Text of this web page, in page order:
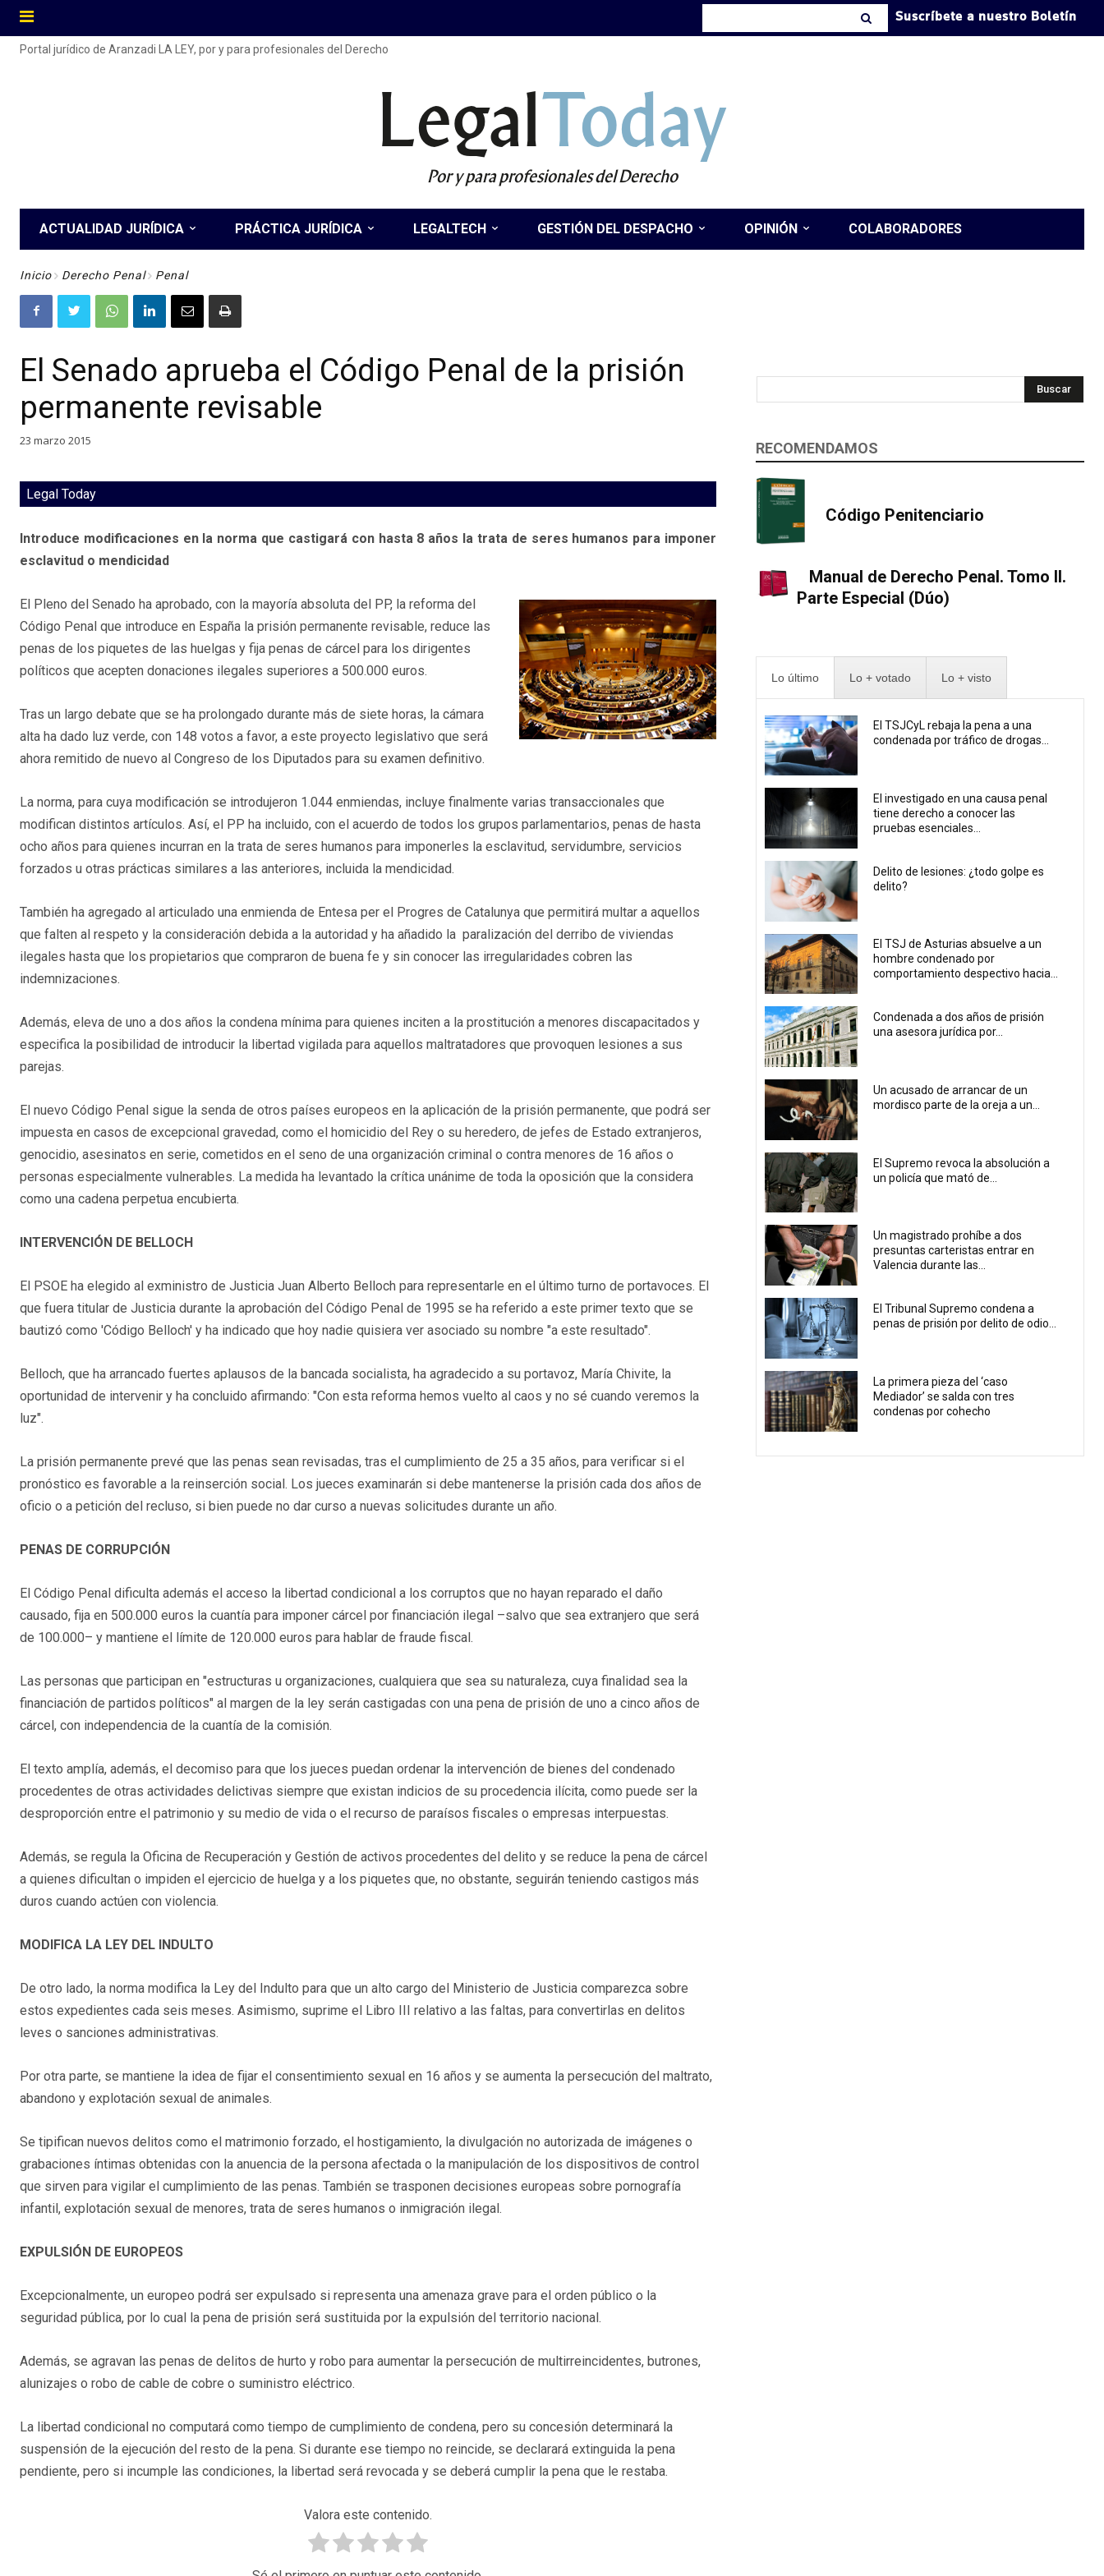
Suscríbete a nuestro Boletín
Portal jurídico de Aranzadi LA LEY, por y para profesionales del Derecho
LegalToday
Por y para profesionales del Derecho
ACTUALIDAD JURÍDICA PRÁCTICA JURÍDICA LEGALTECH GESTIÓN DEL DESPACHO OPINIÓN COLABORADORES
Inicio Derecho Penal Penal
El Senado aprueba el Código Penal de la prisión
permanente revisable
23 marzo 2015
Legal Today
Introduce modificaciones en la norma que castigará con hasta 8 años la trata de seres humanos para imponer
esclavitud o mendicidad
El Pleno del Senado ha aprobado, con la mayoría absoluta del PP, la reforma del
Código Penal que introduce en España la prisión permanente revisable, reduce las
penas de los piquetes de las huelgas y fija penas de cárcel para los dirigentes
políticos que acepten donaciones ilegales superiores a 500.000 euros.
Tras un largo debate que se ha prolongado durante más de siete horas, la cámara
alta ha dado luz verde, con 148 votos a favor, a este proyecto legislativo que será
ahora remitido de nuevo al Congreso de los Diputados para su examen definitivo.
La norma, para cuya modificación se introdujeron 1.044 enmiendas, incluye finalmente varias transaccionales que
modifican distintos artículos. Así, el PP ha incluido, con el acuerdo de todos los grupos parlamentarios, penas de hasta
ocho años para quienes incurran en la trata de seres humanos para imponerles la esclavitud, servidumbre, servicios
forzados u otras prácticas similares a las anteriores, incluida la mendicidad.
También ha agregado al articulado una enmienda de Entesa per el Progres de Catalunya que permitirá multar a aquellos
que falten al respeto y la consideración debida a la autoridad y ha añadido la paralización del derribo de viviendas
ilegales hasta que los propietarios que compraron de buena fe y sin conocer las irregularidades cobren las
indemnizaciones.
Además, eleva de uno a dos años la condena mínima para quienes inciten a la prostitución a menores discapacitados y
especifica la posibilidad de introducir la libertad vigilada para aquellos maltratadores que provoquen lesiones a sus
parejas.
El nuevo Código Penal sigue la senda de otros países europeos en la aplicación de la prisión permanente, que podrá ser
impuesta en casos de excepcional gravedad, como el homicidio del Rey o su heredero, de jefes de Estado extranjeros,
genocidio, asesinatos en serie, cometidos en el seno de una organización criminal o contra menores de 16 años o
personas especialmente vulnerables. La medida ha levantado la crítica unánime de toda la oposición que la considera
como una cadena perpetua encubierta.
INTERVENCIÓN DE BELLOCH
El PSOE ha elegido al exministro de Justicia Juan Alberto Belloch para representarle en el último turno de portavoces. El
que fuera titular de Justicia durante la aprobación del Código Penal de 1995 se ha referido a este primer texto que se
bautizó como 'Código Belloch' y ha indicado que hoy nadie quisiera ver asociado su nombre "a este resultado".
Belloch, que ha arrancado fuertes aplausos de la bancada socialista, ha agradecido a su portavoz, María Chivite, la
oportunidad de intervenir y ha concluido afirmando: "Con esta reforma hemos vuelto al caos y no sé cuando veremos la
luz".
La prisión permanente prevé que las penas sean revisadas, tras el cumplimiento de 25 a 35 años, para verificar si el
pronóstico es favorable a la reinserción social. Los jueces examinarán si debe mantenerse la prisión cada dos años de
oficio o a petición del recluso, si bien puede no dar curso a nuevas solicitudes durante un año.
PENAS DE CORRUPCIÓN
El Código Penal dificulta además el acceso la libertad condicional a los corruptos que no hayan reparado el daño
causado, fija en 500.000 euros la cuantía para imponer cárcel por financiación ilegal –salvo que sea extranjero que será
de 100.000– y mantiene el límite de 120.000 euros para hablar de fraude fiscal.
Las personas que participan en "estructuras u organizaciones, cualquiera que sea su naturaleza, cuya finalidad sea la
financiación de partidos políticos" al margen de la ley serán castigadas con una pena de prisión de uno a cinco años de
cárcel, con independencia de la cuantía de la comisión.
El texto amplía, además, el decomiso para que los jueces puedan ordenar la intervención de bienes del condenado
procedentes de otras actividades delictivas siempre que existan indicios de su procedencia ilícita, como puede ser la
desproporción entre el patrimonio y su medio de vida o el recurso de paraísos fiscales o empresas interpuestas.
Además, se regula la Oficina de Recuperación y Gestión de activos procedentes del delito y se reduce la pena de cárcel
a quienes dificultan o impiden el ejercicio de huelga y a los piquetes que, no obstante, seguirán teniendo castigos más
duros cuando actúen con violencia.
MODIFICA LA LEY DEL INDULTO
De otro lado, la norma modifica la Ley del Indulto para que un alto cargo del Ministerio de Justicia comparezca sobre
estos expedientes cada seis meses. Asimismo, suprime el Libro III relativo a las faltas, para convertirlas en delitos
leves o sanciones administrativas.
Por otra parte, se mantiene la idea de fijar el consentimiento sexual en 16 años y se aumenta la persecución del maltrato,
abandono y explotación sexual de animales.
Se tipifican nuevos delitos como el matrimonio forzado, el hostigamiento, la divulgación no autorizada de imágenes o
grabaciones íntimas obtenidas con la anuencia de la persona afectada o la manipulación de los dispositivos de control
que sirven para vigilar el cumplimiento de las penas. También se trasponen decisiones europeas sobre pornografía
infantil, explotación sexual de menores, trata de seres humanos o inmigración ilegal.
EXPULSIÓN DE EUROPEOS
Excepcionalmente, un europeo podrá ser expulsado si representa una amenaza grave para el orden público o la
seguridad pública, por lo cual la pena de prisión será sustituida por la expulsión del territorio nacional.
Además, se agravan las penas de delitos de hurto y robo para aumentar la persecución de multirreincidentes, butrones,
alunizajes o robo de cable de cobre o suministro eléctrico.
La libertad condicional no computará como tiempo de cumplimiento de condena, pero su concesión determinará la
suspensión de la ejecución del resto de la pena. Si durante ese tiempo no reincide, se declarará extinguida la pena
pendiente, pero si incumple las condiciones, la libertad será revocada y se deberá cumplir la pena que le restaba.
Valora este contenido.
Buscar
RECOMENDAMOS
Código Penitenciario
Manual de Derecho Penal. Tomo II.
Parte Especial (Dúo)
Lo último Lo + votado Lo + visto
El TSJCyL rebaja la pena a una
condenada por tráfico de drogas...
El investigado en una causa penal
tiene derecho a conocer las
pruebas esenciales...
Delito de lesiones: ¿todo golpe es
delito?
El TSJ de Asturias absuelve a un
hombre condenado por
comportamiento despectivo hacia...
Condenada a dos años de prisión
una asesora jurídica por...
Un acusado de arrancar de un
mordisco parte de la oreja a un...
El Supremo revoca la absolución a
un policía que mató de...
Un magistrado prohíbe a dos
presuntas carteristas entrar en
Valencia durante las...
El Tribunal Supremo condena a
penas de prisión por delito de odio...
La primera pieza del ‘caso
Mediador’ se salda con tres
condenas por cohecho